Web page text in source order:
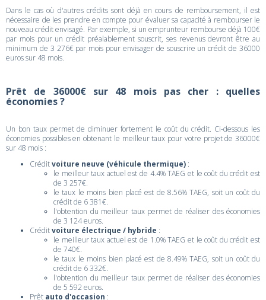
Dans le cas où d'autres crédits sont déjà en cours de remboursement, il est
nécessaire de les prendre en compte pour évaluer sa capacité à rembourser le
nouveau crédit envisagé. Par exemple, si un emprunteur rembourse déjà 100€
par mois pour un crédit préalablement souscrit, ses revenus devront être au
minimum de 3 276€ par mois pour envisager de souscrire un crédit de 36000
euros sur 48 mois.
Prêt de 36000€ sur 48 mois pas cher : quelles
économies ?
Un bon taux permet de diminuer fortement le coût du crédit. Ci-dessous les
économies possibles en obtenant le meilleur taux pour votre projet de 36000€
sur 48 mois :
Créditvoiture neuve (véhicule thermique) :
le meilleur taux actuel est de 4.4% TAEG et le coût du crédit est
de 3 257€.
le taux le moins bien placé est de 8.56% TAEG, soit un coût du
crédit de 6 381€.
l'obtention du meilleur taux permet de réaliser des économies
de 3 124 euros.
Créditvoiture électrique / hybride :
le meilleur taux actuel est de 1.0% TAEG et le coût du crédit est
de 740€.
le taux le moins bien placé est de 8.49% TAEG, soit un coût du
crédit de 6 332€.
l'obtention du meilleur taux permet de réaliser des économies
de 5 592 euros.
Prêt auto d'occasion :